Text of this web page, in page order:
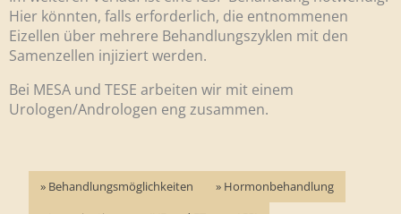
Hier könnten, falls erforderlich, die entnommenen
Eizellen über mehrere Behandlungszyklen mit den
Samenzellen injiziert werden.
Bei MESA und TESE arbeiten wir mit einem
Urologen/Andrologen eng zusammen.
Behandlungsmöglichkeiten
Hormonbehandlung